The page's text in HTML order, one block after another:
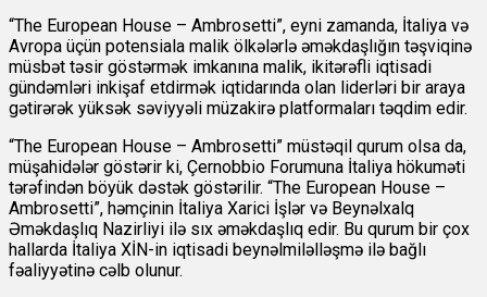
“The European House – Ambrosetti”, eyni zamanda, İtaliya və
Avropa üçün potensiala malik ölkələrlə əməkdaşlığın təşviqinə
müsbət təsir göstərmək imkanına malik, ikitərəfli iqtisadi
gündəmləri inkişaf etdirmək iqtidarında olan liderləri bir araya
gətirərək yüksək səviyyəli müzakirə platformaları təqdim edir.
“The European House – Ambrosetti” müstəqil qurum olsa da,
müşahidələr göstərir ki, Çernobbio Forumuna İtaliya hökuməti
tərəfindən böyük dəstək göstərilir. “The European House –
Ambrosetti”, həmçinin İtaliya Xarici İşlər və Beynəlxalq
Əməkdaşlıq Nazirliyi ilə sıx əməkdaşlıq edir. Bu qurum bir çox
hallarda İtaliya XİN-in iqtisadi beynəlmiləlləşmə ilə bağlı
fəaliyyətinə cəlb olunur.